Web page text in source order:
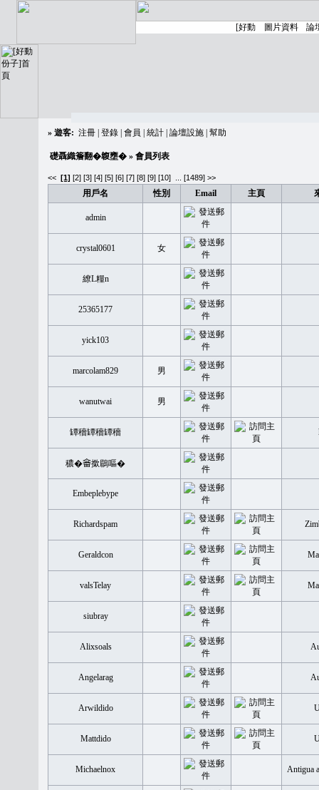
» 遊客: 注冊 登錄 會員 統計 論壇設施 幫助
礎聶織簷翻�䪖壅� » 會員列表
<< [1] [2] [3] [4] [5] [6] [7] [8] [9] [10] [1489] >>
用戶名 性別 Email 主頁
admin
crystal0601 女
繚L糧n
25365177
yick103
marcolam829 男
wanutwai 男
罈穡罈穡罈穡
穠�𤲞撳鶥嘔�
Embeplebype
Richardspam
Geraldcon
valsTelay
siubray
Alixsoals
Angelarag
Arwildido
Mattdido
Michaelnox Antigua